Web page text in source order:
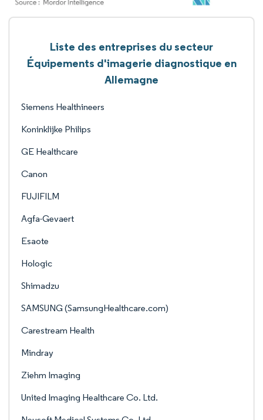
Liste des entreprises du secteur
Équipements d'imagerie diagnostique en
Allemagne
Siemens Healthineers
Koninklijke Philips
GE Healthcare
Canon
FUJIFILM
Agfa-Gevaert
Esaote
Hologic
Shimadzu
SAMSUNG (SamsungHealthcare.com)
Carestream Health
Mindray
Ziehm Imaging
United Imaging Healthcare Co. Ltd.